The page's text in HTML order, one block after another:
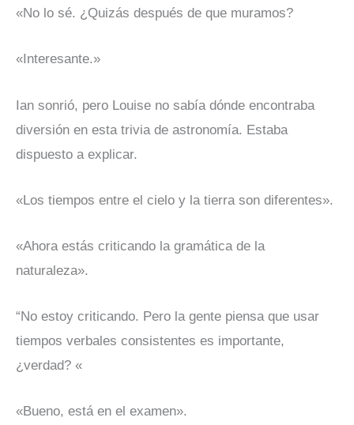
«No lo sé. ¿Quizás después de que muramos?
«Interesante.»
Ian sonrió, pero Louise no sabía dónde encontraba
diversión en esta trivia de astronomía. Estaba
dispuesto a explicar.
«Los tiempos entre el cielo y la tierra son diferentes».
«Ahora estás criticando la gramática de la
naturaleza».
“No estoy criticando. Pero la gente piensa que usar
tiempos verbales consistentes es importante,
¿verdad? «
«Bueno, está en el examen».